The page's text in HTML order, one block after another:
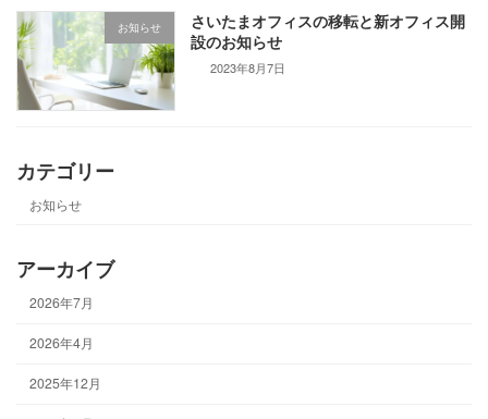
お知らせ
さいたまオフィスの移転と新オフィス開
設のお知らせ
2023年8月7日
カテゴリー
お知らせ
アーカイブ
2026年7月
2026年4月
2025年12月